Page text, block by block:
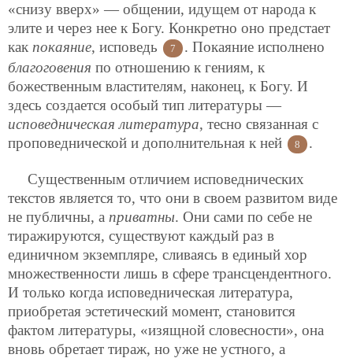
«снизу вверх» — общении, идущем от народа к
элите и через нее к Богу. Конкретно оно предстает
как покаяние, исповедь 7
. Покаяние исполнено
благоговения по отношению к гениям, к
божественным властителям, наконец, к Богу. И
здесь создается особый тип литературы —
исповедническая литература, тесно связанная с
проповеднической и дополнительная к ней
8 .
Существенным отличием исповеднических
текстов является то, что они в своем развитом виде
не публичны, а приватны. Они сами по себе не
тиражируются, существуют каждый раз в
единичном экземпляре, сливаясь в единый хор
множественности лишь в сфере трансцендентного.
И только когда исповедническая литература,
приобретая эстетический момент, становится
фактом литературы, «изящной словесности», она
вновь обретает тираж, но уже не устного, а